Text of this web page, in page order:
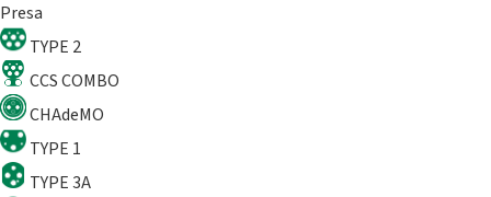
Presa
TYPE 2
CCS COMBO
CHAdeMO
TYPE 1
TYPE 3A